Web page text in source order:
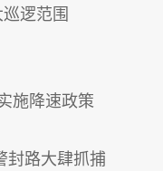
逻范围
施降速政策
封路大肆抓捕